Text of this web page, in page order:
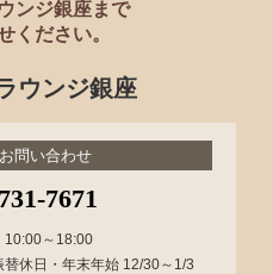
ンジ銀座まで
ください。
ウンジ銀座
問い合わせ
7671
10:00～18:00
替休日・年末年始 12/30～1/3